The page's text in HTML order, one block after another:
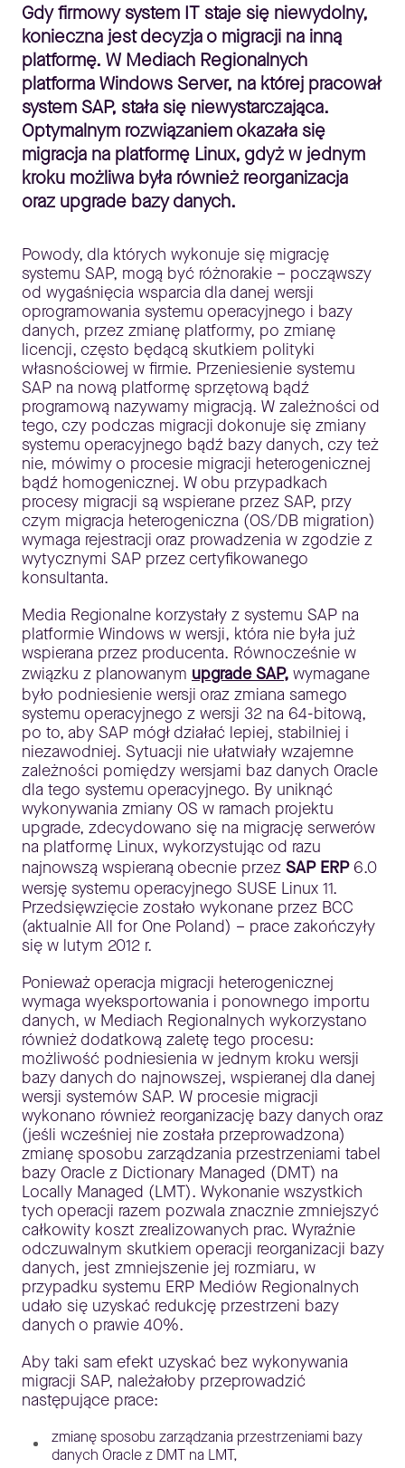
Gdy firmowy system IT staje się niewydolny,
konieczna jest decyzja o migracji na inną
platformę. W Mediach Regionalnych
platforma Windows Server, na której pracował
system SAP, stała się niewystarczająca.
Optymalnym rozwiązaniem okazała się
migracja na platformę Linux, gdyż w jednym
kroku możliwa była również reorganizacja
oraz upgrade bazy danych.
Powody, dla których wykonuje się migrację
systemu SAP, mogą być różnorakie – począwszy
od wygaśnięcia wsparcia dla danej wersji
oprogramowania systemu operacyjnego i bazy
danych, przez zmianę platformy, po zmianę
licencji, często będącą skutkiem polityki
własnościowej w firmie. Przeniesienie systemu
SAP na nową platformę sprzętową bądź
programową nazywamy migracją. W zależności od
tego, czy podczas migracji dokonuje się zmiany
systemu operacyjnego bądź bazy danych, czy też
nie, mówimy o procesie migracji heterogenicznej
bądź homogenicznej. W obu przypadkach
procesy migracji są wspierane przez SAP, przy
czym migracja heterogeniczna (OS/DB migration)
wymaga rejestracji oraz prowadzenia w zgodzie z
wytycznymi SAP przez certyfikowanego
konsultanta.
Media Regionalne korzystały z systemu SAP na
platformie Windows w wersji, która nie była już
wspierana przez producenta. Równocześnie w
związku z planowanym upgrade SAP, wymagane
było podniesienie wersji oraz zmiana samego
systemu operacyjnego z wersji 32 na 64-bitową,
po to, aby SAP mógł działać lepiej, stabilniej i
niezawodniej. Sytuacji nie ułatwiały wzajemne
zależności pomiędzy wersjami baz danych Oracle
dla tego systemu operacyjnego. By uniknąć
wykonywania zmiany OS w ramach projektu
upgrade, zdecydowano się na migrację serwerów
na platformę Linux, wykorzystując od razu
najnowszą wspieraną obecnie przez SAP ERP6.0
wersję systemu operacyjnego SUSE Linux 11.
Przedsięwzięcie zostało wykonane przez BCC
(aktualnie All for One Poland) – prace zakończyły
się w lutym 2012 r.
Ponieważ operacja migracji heterogenicznej
wymaga wyeksportowania i ponownego importu
danych, w Mediach Regionalnych wykorzystano
również dodatkową zaletę tego procesu:
możliwość podniesienia w jednym kroku wersji
bazy danych do najnowszej, wspieranej dla danej
wersji systemów SAP. W procesie migracji
wykonano również reorganizację bazy danych oraz
(jeśli wcześniej nie została przeprowadzona)
zmianę sposobu zarządzania przestrzeniami tabel
bazy Oracle z Dictionary Managed (DMT) na
Locally Managed (LMT). Wykonanie wszystkich
tych operacji razem pozwala znacznie zmniejszyć
całkowity koszt zrealizowanych prac. Wyraźnie
odczuwalnym skutkiem operacji reorganizacji bazy
danych, jest zmniejszenie jej rozmiaru, w
przypadku systemu ERP Mediów Regionalnych
udało się uzyskać redukcję przestrzeni bazy
danych o prawie 40%.
Aby taki sam efekt uzyskać bez wykonywania
migracji SAP, należałoby przeprowadzić
następujące prace:
zmianę sposobu zarządzania przestrzeniami bazy
danych Oracle z DMT na LMT,